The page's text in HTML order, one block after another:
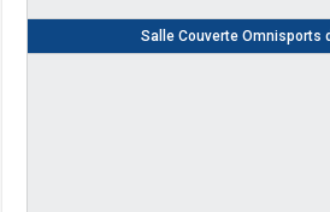
Salle Couverte Omnisports